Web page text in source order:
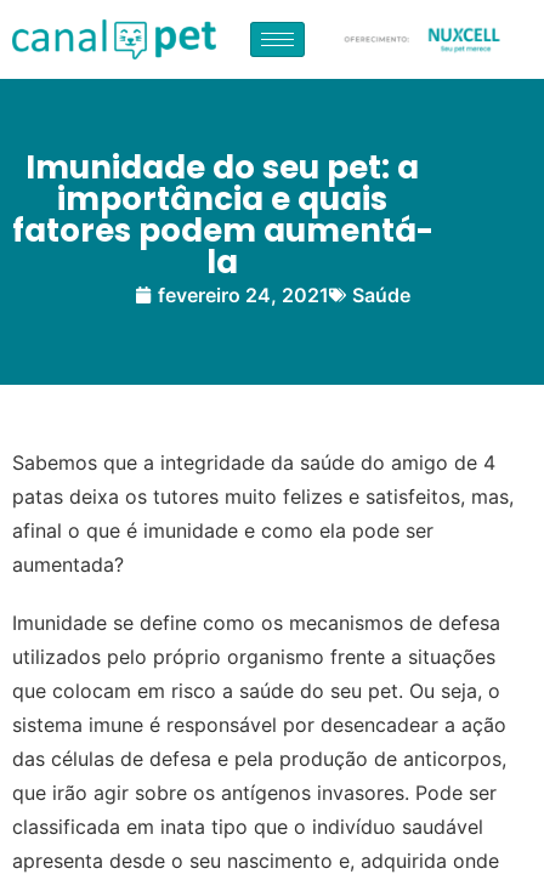
Imunidade do seu pet: a
importância e quais
fatores podem aumentá-
la
fevereiro 24, 2021 Saúde
Sabemos que a integridade da saúde do amigo de 4
patas deixa os tutores muito felizes e satisfeitos, mas,
afinal o que é imunidade e como ela pode ser
aumentada?
Imunidade se define como os mecanismos de defesa
utilizados pelo próprio organismo frente a situações
que colocam em risco a saúde do seu pet. Ou seja, o
sistema imune é responsável por desencadear a ação
das células de defesa e pela produção de anticorpos,
que irão agir sobre os antígenos invasores. Pode ser
classificada em inata tipo que o indivíduo saudável
apresenta desde o seu nascimento e, adquirida onde